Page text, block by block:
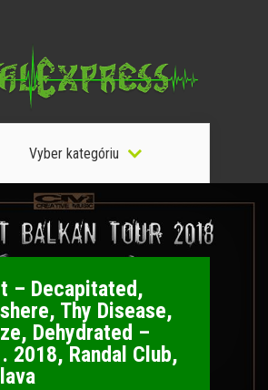
Vyber kategóriu
– Decapitated,
Thy Disease,
Dehydrated –
2018, Randal Club,